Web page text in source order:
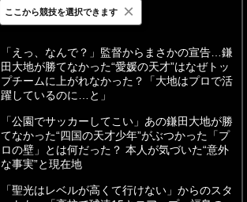
最新 24時間 週間
「えっ、なんで？」監督からまさかの宣告…鎌
田大地が勝てなかった“愛媛の天才”はなぜトッ
プチームに上がれなかった？「大地はプロで活
躍しているのに…と」
「公園でサッカーしてこい」あの鎌田大地が勝
てなかった“四国の天才少年”がぶつかった「プ
ロの壁」とは何だった？ 本人が気づいた“意外
な事実”と現在地
「聖光はレベルが高くて行けない」からのスタ
ここから競技を選択できます ×